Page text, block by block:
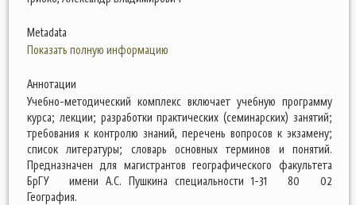
Metadata
Показать полную информацию
Аннотации
Учебно-методический комплекс включает учебную программу
курса; лекции; разработки практических (семинарских) занятий;
требования к контролю знаний, перечень вопросов к экзамену;
список литературы; словарь основных терминов и понятий.
Предназначен для магистрантов географического факультета
БрГУ имени А.С. Пушкина специальности 1-31 80 02
География.